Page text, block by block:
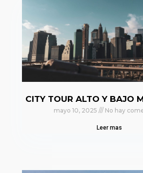
CITY TOUR ALTO Y BAJO
mayo 10, 2025 No hay
Leer mas